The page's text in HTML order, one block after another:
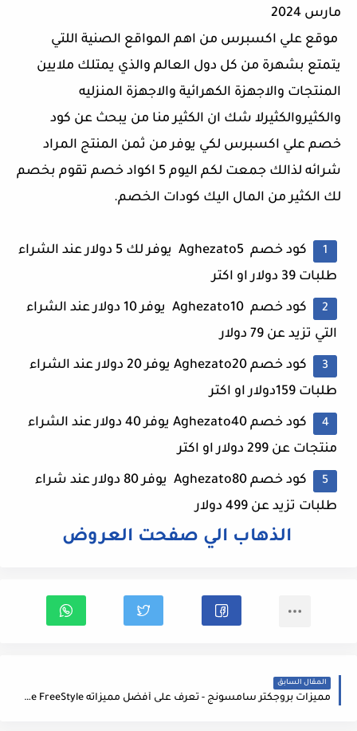
مارس 2024
موقع علي اكسبرس من اهم المواقع الصنية اللتي
يتمتع بشهرة من كل دول العالم والذي يمتلك ملايين
المنتجات والاجهزة الكهرائية والاجهزة المنزليه
والكثيروالكثيرلا شك ان الكثير منا من يبحث عن كود
خصم علي اكسبرس لكي يوفر من ثمن المنتج المراد
شرائه لذالك جمعت لكم اليوم 5 اكواد خصم تقوم بخصم
لك الكثير من المال اليك كودات الخصم.
كود خصم Aghezato5 يوفر لك 5 دولار عند الشراء
طلبات 39 دولار او اكتر
كود خصم Aghezato10 يوفر 10 دولار عند الشراء
التي تزيد عن 79 دولار
كود خصم Aghezato20 يوفر 20 دولار عند الشراء
طلبات 159دولار او اكتر
كود خصم Aghezato40 يوفر 40 دولار عند الشراء
منتجات عن 299 دولار او اكتر
كود خصم Aghezato80 يوفر 80 دولار عند شراء
طلبات تزيد عن 499 دولار
الذهاب الي صفحت العروض
المقال السابق
مميزات بروجكتر سامسونج - تعرف على أفضل مميزاته Samsung The FreeStyle